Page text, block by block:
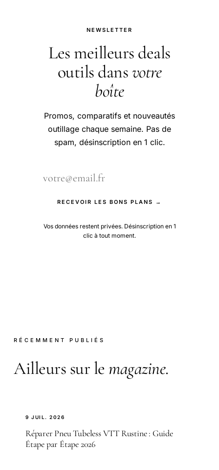
NEWSLETTER
Les meilleurs deals
outils dansvotre
boîte
Promos, comparatifs et nouveautés
outillage chaque semaine. Pas de
spam, désinscription en 1 clic.
RECEVOIR LES BONS PLANS →
Vos données restent privées. Désinscription en 1
clic à tout moment.
RÉCEMMENT PUBLIÉS
Ailleurs sur le magazine.
9 JUIL. 2026
Réparer Pneu Tubeless VTT Rustine : Guide
Étape par Étape 2026